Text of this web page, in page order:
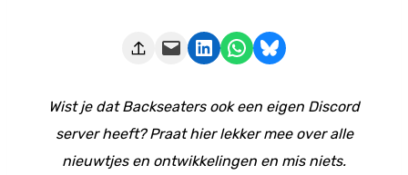
Deze pagina e-mailen Delen op LinkedIn Delen via WhatsApp Share on Bluesky
Wist je dat Backseaters ook een eigen Discord
server heeft? Praat hier lekker mee over alle
nieuwtjes en ontwikkelingen en mis niets.